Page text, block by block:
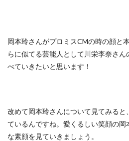
岡本玲さんがプロミスCMの時の顔と
らに似てる芸能人として川栄李奈さ
べていきたいと思います！
改めて岡本玲さんについて見てみる
ているんですね。愛くるしい笑顔の
な素顔を見ていきましょう。